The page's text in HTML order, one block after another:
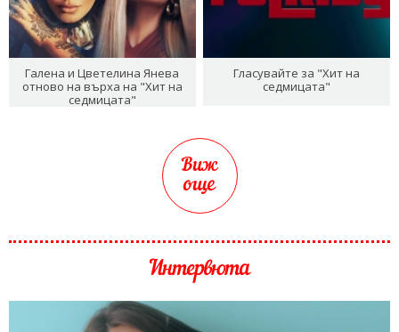
Галена и Цветелина Янева
отново на върха на "Хит на
седмицата"
Гласувайте за "Хит на
седмицата"
Виж
още
Интервюта